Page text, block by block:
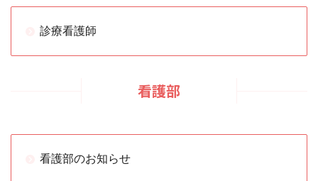
診療看護師
看護部
看護部のお知らせ